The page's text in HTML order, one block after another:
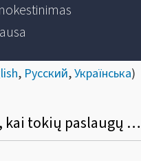
, Русский,Українська)
23. Kurią OSS schemą rinktis Lietuvos įmonei, kuri teikia paslaugos kitų valstybių narių gyventojams, kai tokių paslaugų suteikimo vieta yra kita valstybė narė?